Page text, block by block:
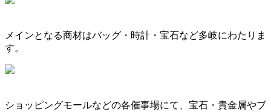
メインとなる商材はバッグ・時計・宝石など多岐にわたりま
す。
ショッピングモールなどの各催事場にて、宝石・貴金属やブ